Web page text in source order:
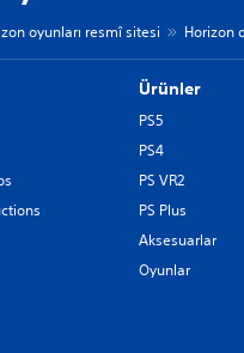
oyunları resmî sitesi Horizon
Ürünler
PS5
PS4
PS VR2
PS Plus
Aksesuarlar
Oyunlar